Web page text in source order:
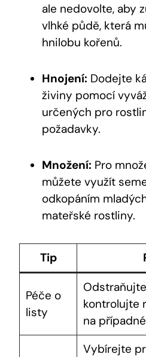
ale nedovolte, aby
vlhké půdě, která
hnilobu kořenů.
Hnojení: Dodejte
živiny pomocí
určených pro
požadavky.
Množení: Pro
můžete využít
odkopáním
mateřské rostliny.
Tip
Péče o
listy
kontrolujte
na
Vybírejte